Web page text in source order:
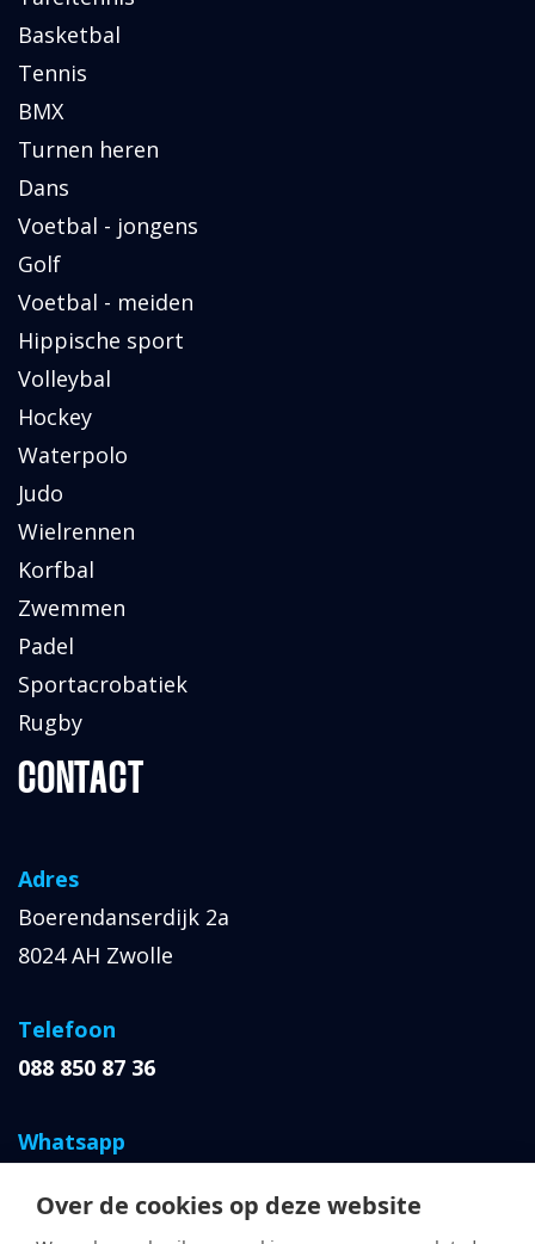
Over de cookies op deze website
Basketbal
Tennis
BMX
Turnen heren
Dans
Voetbal - jongens
Golf
Voetbal - meiden
Hippische sport
Volleybal
Hockey
Waterpolo
Judo
Wielrennen
Korfbal
Zwemmen
Padel
Sportacrobatiek
Rugby
CONTACT
Adres
Boerendanserdijk 2a
8024 AH Zwolle
Telefoon
088 850 87 36
Whatsapp